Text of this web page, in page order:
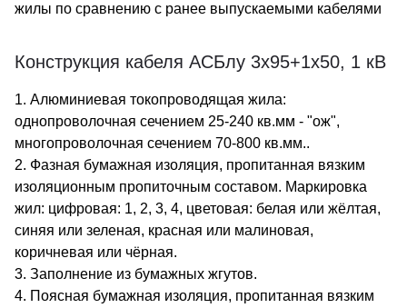
жилы по сравнению с ранее выпускаемыми кабелями
Конструкция кабеля АСБлу 3х95+1х50, 1 кВ
1. Алюминиевая токопроводящая жила:
однопроволочная сечением 25-240 кв.мм - "ож",
многопроволочная сечением 70-800 кв.мм..
2. Фазная бумажная изоляция, пропитанная вязким
изоляционным пропиточным составом. Маркировка
жил: цифровая: 1, 2, 3, 4, цветовая: белая или жёлтая,
синяя или зеленая, красная или малиновая,
коричневая или чёрная.
3. Заполнение из бумажных жгутов.
4. Поясная бумажная изоляция, пропитанная вязким